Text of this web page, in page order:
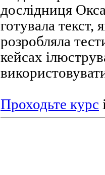
дослідниця
готувала текст,
розробляла
кейсах
Проходьте курс